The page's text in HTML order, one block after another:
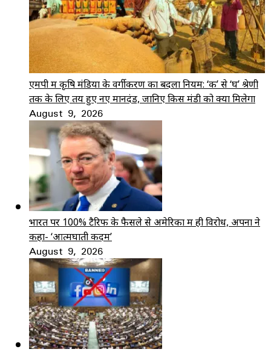
एमपी में कृषि मंडियों के वर्गीकरण का बदला नियम: ‘क’ से ‘घ’ श्रेणी
तक के लिए तय हुए नए मानदंड, जानिए किस मंडी को क्या मिलेगा
August 9, 2026
भारत पर 100% टैरिफ के फैसले से अमेरिका में ही विरोध, अपनों ने
कहा- ‘आत्मघाती कदम’
August 9, 2026